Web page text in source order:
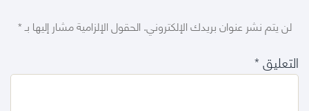
لن يتم نشر عنوان بريدك الإلكتروني.الحقول الإلزامية مشار إليها بـ*
التعليق*